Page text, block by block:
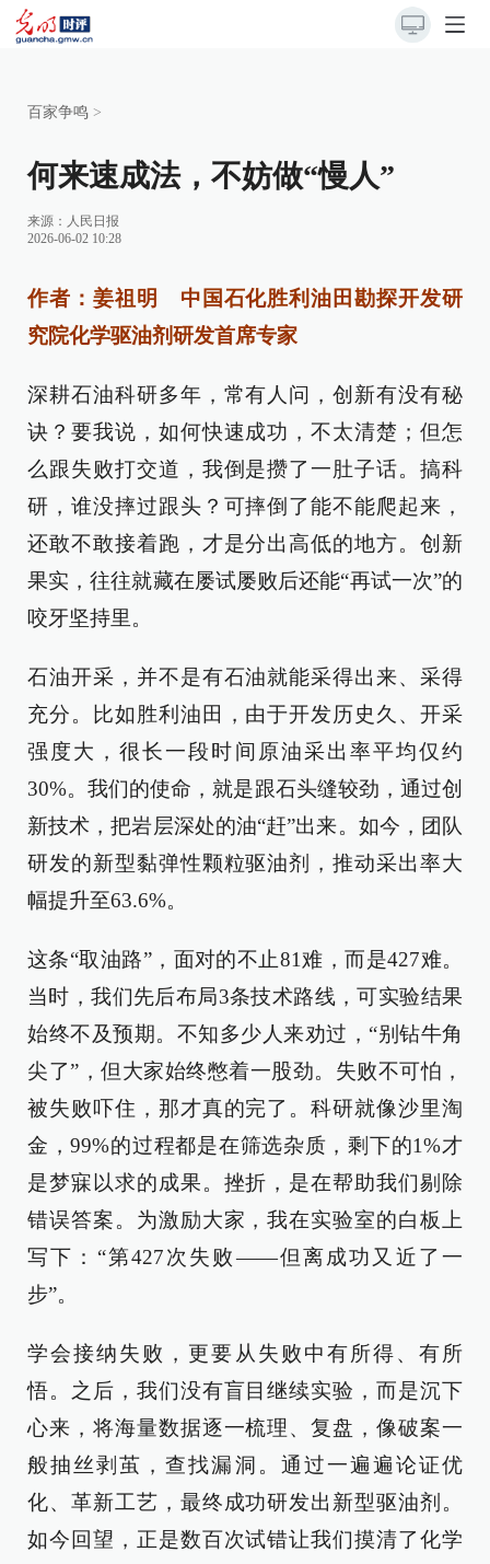
百家争鸣 >
何来速成法，不妨做“慢人”
来源： 人民日报
2026-06-02 10:28
作者：姜祖明 中国石化胜利油田勘探开发研
究院化学驱油剂研发首席专家
深耕石油科研多年，常有人问，创新有没有秘
诀？要我说，如何快速成功，不太清楚；但怎
么跟失败打交道，我倒是攒了一肚子话。搞科
研，谁没摔过跟头？可摔倒了能不能爬起来，
还敢不敢接着跑，才是分出高低的地方。创新
果实，往往就藏在屡试屡败后还能“再试一次”的
咬牙坚持里。
石油开采，并不是有石油就能采得出来、采得
充分。比如胜利油田，由于开发历史久、开采
强度大，很长一段时间原油采出率平均仅约
30%。我们的使命，就是跟石头缝较劲，通过创
新技术，把岩层深处的油“赶”出来。如今，团队
研发的新型黏弹性颗粒驱油剂，推动采出率大
幅提升至63.6%。
这条“取油路”，面对的不止81难，而是427难。
当时，我们先后布局3条技术路线，可实验结果
始终不及预期。不知多少人来劝过，“别钻牛角
尖了”，但大家始终憋着一股劲。失败不可怕，
被失败吓住，那才真的完了。科研就像沙里淘
金，99%的过程都是在筛选杂质，剩下的1%才
是梦寐以求的成果。挫折，是在帮助我们剔除
错误答案。为激励大家，我在实验室的白板上
写下：“第427次失败——但离成功又近了一
步”。
学会接纳失败，更要从失败中有所得、有所
悟。之后，我们没有盲目继续实验，而是沉下
心来，将海量数据逐一梳理、复盘，像破案一
般抽丝剥茧，查找漏洞。通过一遍遍论证优
化、革新工艺，最终成功研发出新型驱油剂。
如今回望，正是数百次试错让我们摸清了化学